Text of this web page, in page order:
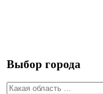
Выбор города